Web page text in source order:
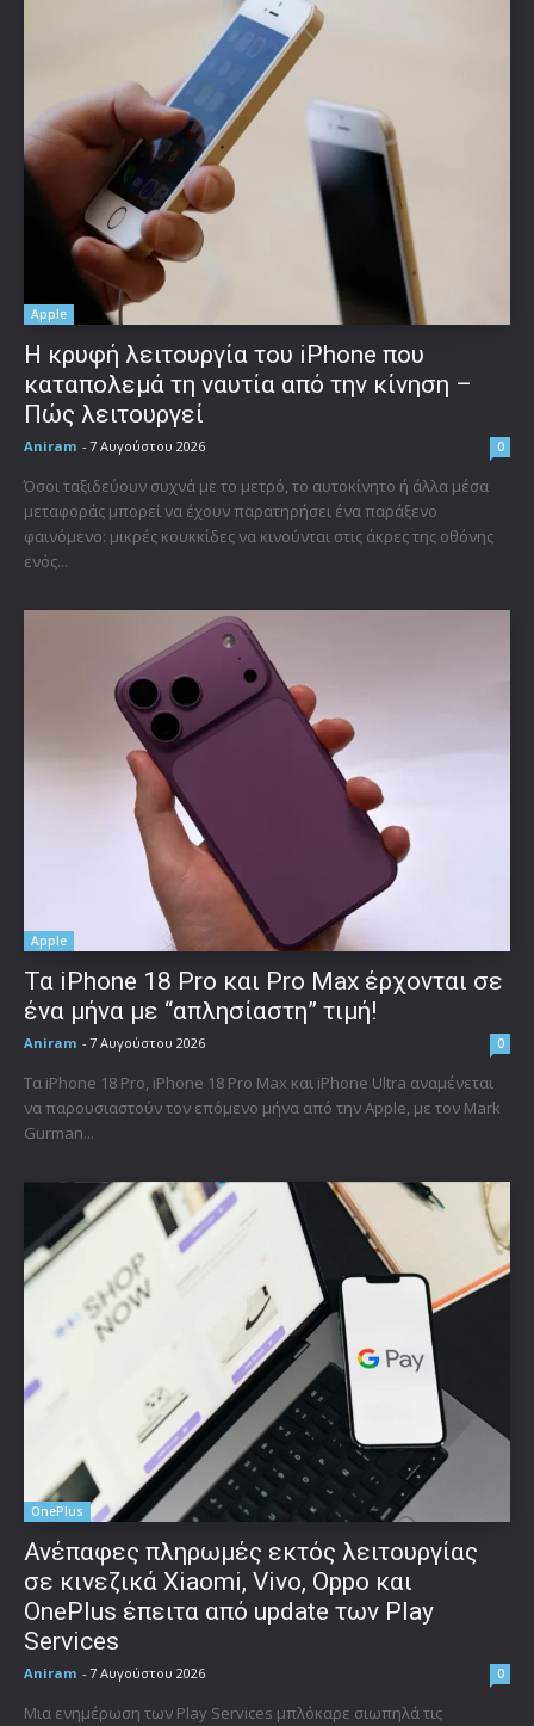
Apple
Η κρυφή λειτουργία του iPhone που
καταπολεμά τη ναυτία από την κίνηση –
Πώς λειτουργεί
Aniram - 7 Αυγούστου 2026 0
Όσοι ταξιδεύουν συχνά με το μετρό, το αυτοκίνητο ή άλλα μέσα
μεταφοράς μπορεί να έχουν παρατηρήσει ένα παράξενο
φαινόμενο: μικρές κουκκίδες να κινούνται στις άκρες της οθόνης
ενός...
Apple
Τα iPhone 18 Pro και Pro Max έρχονται σε
ένα μήνα με “απλησίαστη” τιμή!
Aniram - 7 Αυγούστου 2026 0
Τα iPhone 18 Pro, iPhone 18 Pro Max και iPhone Ultra αναμένεται
να παρουσιαστούν τον επόμενο μήνα από την Apple, με τον Mark
Gurman...
OnePlus
Ανέπαφες πληρωμές εκτός λειτουργίας
σε κινεζικά Xiaomi, Vivo, Oppo και
OnePlus έπειτα από update των Play
Services
Aniram - 7 Αυγούστου 2026 0
Μια ενημέρωση των Play Services μπλόκαρε σιωπηλά τις